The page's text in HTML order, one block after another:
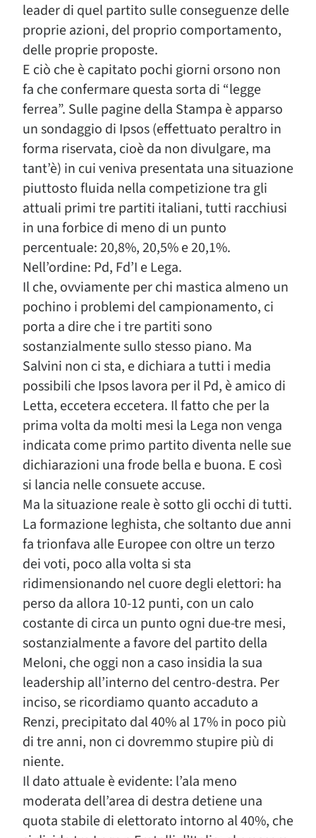
leader di quel partito sulle conseguenze delle
proprie azioni, del proprio comportamento,
delle proprie proposte.
E ciò che è capitato pochi giorni orsono non
fa che confermare questa sorta di “legge
ferrea”. Sulle pagine della Stampa è apparso
un sondaggio di Ipsos (effettuato peraltro in
forma riservata, cioè da non divulgare, ma
tant’è) in cui veniva presentata una situazione
piuttosto fluida nella competizione tra gli
attuali primi tre partiti italiani, tutti racchiusi
in una forbice di meno di un punto
percentuale: 20,8%, 20,5% e 20,1%.
Nell’ordine: Pd, Fd’I e Lega.
Il che, ovviamente per chi mastica almeno un
pochino i problemi del campionamento, ci
porta a dire che i tre partiti sono
sostanzialmente sullo stesso piano. Ma
Salvini non ci sta, e dichiara a tutti i media
possibili che Ipsos lavora per il Pd, è amico di
Letta, eccetera eccetera. Il fatto che per la
prima volta da molti mesi la Lega non venga
indicata come primo partito diventa nelle sue
dichiarazioni una frode bella e buona. E così
si lancia nelle consuete accuse.
Ma la situazione reale è sotto gli occhi di tutti.
La formazione leghista, che soltanto due anni
fa trionfava alle Europee con oltre un terzo
dei voti, poco alla volta si sta
ridimensionando nel cuore degli elettori: ha
perso da allora 10-12 punti, con un calo
costante di circa un punto ogni due-tre mesi,
sostanzialmente a favore del partito della
Meloni, che oggi non a caso insidia la sua
leadership all’interno del centro-destra. Per
inciso, se ricordiamo quanto accaduto a
Renzi, precipitato dal 40% al 17% in poco più
di tre anni, non ci dovremmo stupire più di
niente.
Il dato attuale è evidente: l’ala meno
moderata dell’area di destra detiene una
quota stabile di elettorato intorno al 40%, che